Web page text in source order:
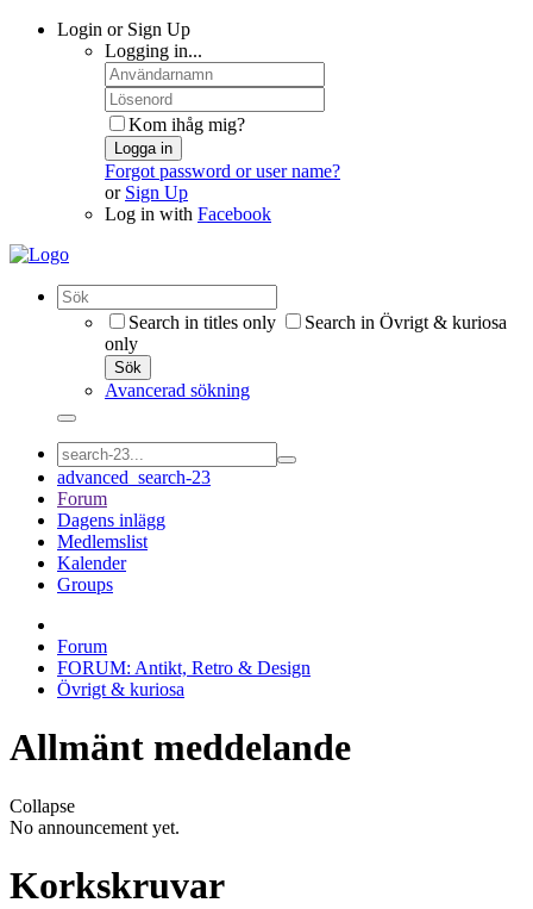
Login or Sign Up
Logging in...
Kom ihåg mig?
Logga in
Forgot password or user name?
or Sign Up
Log in with Facebook
Search in titles only
Search in Övrigt & kuriosa
only
Sök
Avancerad sökning
advanced_search-23
Forum
Dagens inlägg
Medlemslist
Kalender
Groups
Forum
FORUM: Antikt, Retro & Design
Övrigt & kuriosa
Allmänt meddelande
Collapse
No announcement yet.
Korkskruvar